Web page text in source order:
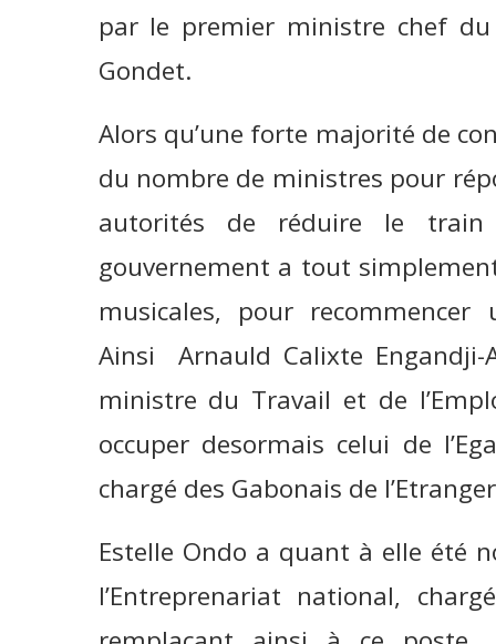
par le premier ministre chef du
Gondet.
Alors qu’une forte majorité de
du nombre de ministres pour
autorités de réduire le
gouvernement a tout
musicales, pour
Ainsi Arnauld Calixte
ministre du Travail et de
occuper desormais celui de
chargé des Gabonais de
Estelle Ondo a quant à elle été
l’Entreprenariat national,